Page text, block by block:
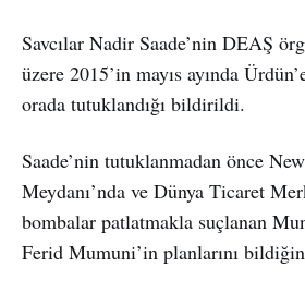
Savcılar Nadir Saade’nin DEAŞ
üzere 2015’in mayıs ayında
orada tutuklandığı bildirildi.
Saade’nin tutuklanmadan önce
Meydanı’nda ve Dünya Ticaret
bombalar patlatmakla suçlanan
Ferid Mumuni’in planlarını